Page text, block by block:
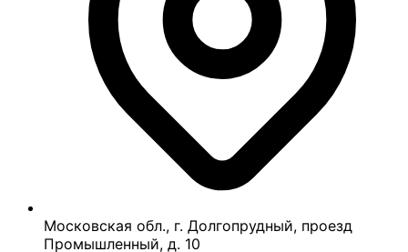
Московская обл., г. Долгопрудный, проезд
Промышленный, д. 10